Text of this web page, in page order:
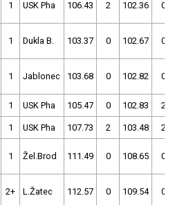
1 USK Pha 106.43 2 102.36 0
1 Dukla B. 103.37 0 102.67 0
1 Jablonec 103.68 0 102.82 0
1 USK Pha 105.47 0 102.83 2
1 USK Pha 107.73 2 103.48 2
1 Žel.Brod 111.49 0 108.65 0
2+ L.Žatec 112.57 0 109.54 0